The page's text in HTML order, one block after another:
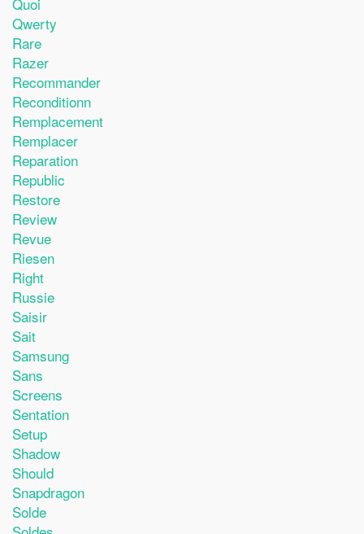
Qwerty
Rare
Razer
Recommander
Reconditionn
Remplacement
Remplacer
Reparation
Republic
Restore
Review
Revue
Riesen
Right
Russie
Saisir
Sait
Samsung
Sans
Screens
Sentation
Setup
Shadow
Should
Snapdragon
Solde